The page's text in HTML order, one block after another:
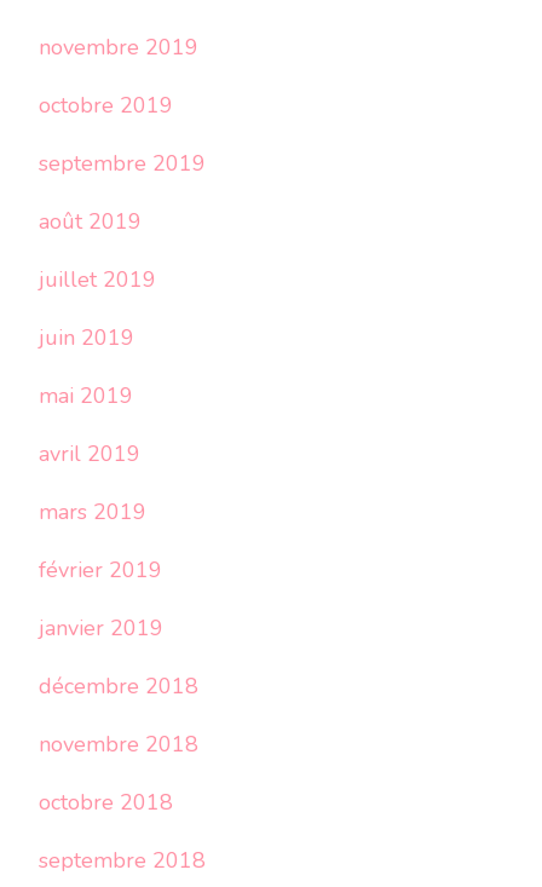
novembre 2019
octobre 2019
septembre 2019
août 2019
juillet 2019
juin 2019
mai 2019
avril 2019
mars 2019
février 2019
janvier 2019
décembre 2018
novembre 2018
octobre 2018
septembre 2018